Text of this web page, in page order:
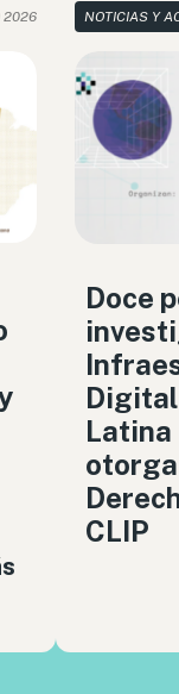
2026 NOTICIAS Y
Doce
Latina
CLIP